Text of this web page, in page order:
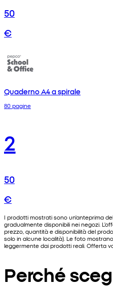
50
€
Quaderno A4 a spirale
80 pagine
2
50
€
I prodotti mostrati sono un'anteprima
gradualmente disponibili nei negozi.
prezzo, quantità e disponibilità del
solo in alcune località). Le foto
leggermente dai prodotti reali. Offerta
Perché